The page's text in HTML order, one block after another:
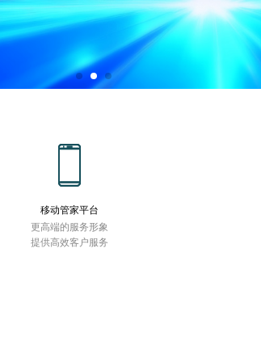
移动管家平台
更高端的服务形象
提供高效客户服务